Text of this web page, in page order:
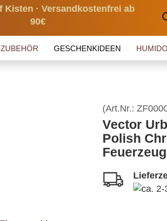
Kisten · Versandkostenfrei ab
90€
ZUBEHÖR GESCHENKIDEEN
(Art.Nr.:
Vector
Polish
Feuerzeug